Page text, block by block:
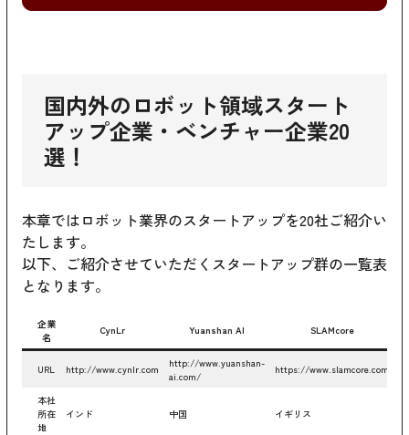
国内外のロボット領域スタート
アップ企業・ベンチャー企業20
選！
本章ではロボット業界のスタートアップを20社ご紹介い
たします。
以下、ご紹介させていただくスタートアップ群の一覧表
となります。
企業
名
CynLr Yuanshan AI SLAMcore
URL http://www.cynlr.com
http://www.yuanshan-
ai.com/
https://www.slamcore.com
本社
所在
地
インド 中国 イギリス